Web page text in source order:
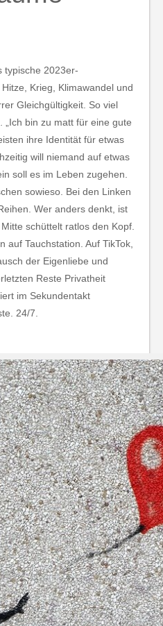
typische 2023er-
Krieg, Klimawandel und
Gleichgültigkeit. So viel
„Ich bin zu matt für eine gute
ihre Identität für etwas
will niemand auf etwas
soll es im Leben zugehen.
sowieso. Bei den Linken
Wer anders denkt, ist
schüttelt ratlos den Kopf.
auf Tauchstation. Auf TikTok,
der Eigenliebe und
Reste Privatheit
im Sekundentakt
24/7.